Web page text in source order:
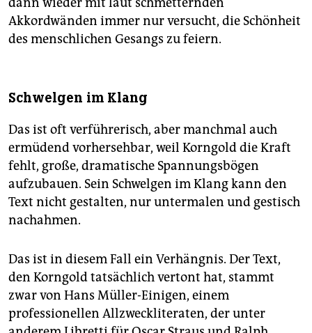
Akkordwänden immer nur versucht, die Schönheit
des menschlichen Gesangs zu feiern.
Schwelgen im Klang
Das ist oft verführerisch, aber manchmal auch
ermüdend vorhersehbar, weil Korngold die Kraft
fehlt, große, dramatische Spannungsbögen
aufzubauen. Sein Schwelgen im Klang kann den
Text nicht gestalten, nur untermalen und gestisch
nachahmen.
Das ist in diesem Fall ein Verhängnis. Der Text,
den Korngold tatsächlich vertont hat, stammt
zwar von Hans Müller-Einigen, einem
professionellen Allzweckliteraten, der unter